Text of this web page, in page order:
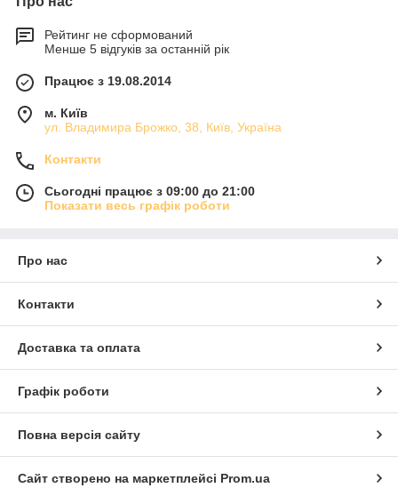
Рейтинг не сформований
Менше 5 відгуків за останній рік
Працює з 19.08.2014
м. Київ
ул. Владимира Брожко, 38, Київ, Україна
Контакти
Сьогодні працює з 09:00 до 21:00
Показати весь графік роботи
Про нас
Контакти
Доставка та оплата
Графік роботи
Повна версія сайту
Сайт створено на маркетплейсі Prom.ua